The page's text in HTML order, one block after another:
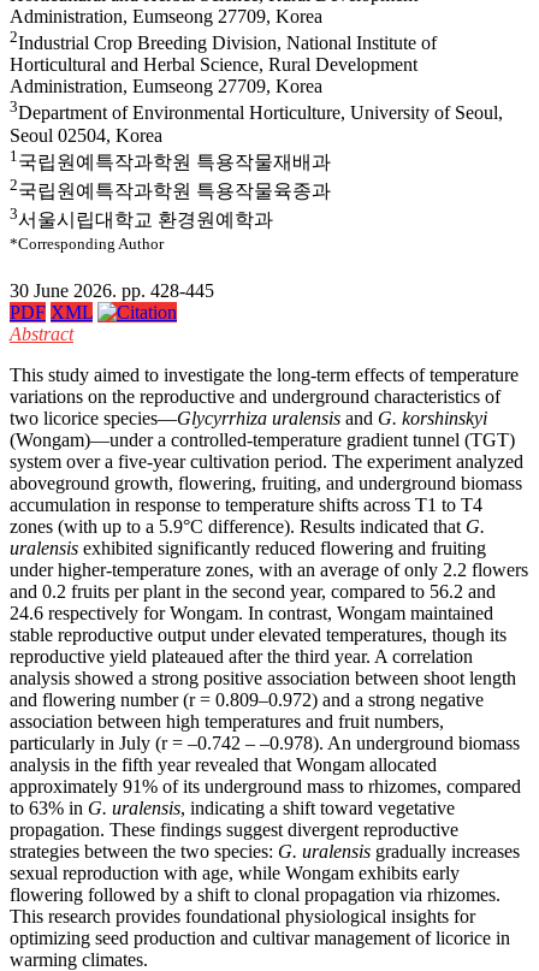
Administration, Eumseong 27709, Korea
2Industrial Crop Breeding Division, National Institute of
Horticultural and Herbal Science, Rural Development
Administration, Eumseong 27709, Korea
3Department of Environmental Horticulture, University of Seoul,
Seoul 02504, Korea
1 국립원예특작과학원 특용작물재배과
2국립원예특작과학원 특용작물육종과
3서울시립대학교 환경원예학과
*Corresponding Author
30 June 2026. pp. 428-445
PDF XML
Abstract
This study aimed to investigate the long-term effects of temperature
variations on the reproductive and underground characteristics of
two licorice species—Glycyrrhiza uralensis and G. korshinskyi
(Wongam)—under a controlled-temperature gradient tunnel (TGT)
system over a five-year cultivation period. The experiment analyzed
aboveground growth, flowering, fruiting, and underground biomass
accumulation in response to temperature shifts across T1 to T4
zones (with up to a 5.9°C difference). Results indicated that G.
uralensis exhibited significantly reduced flowering and fruiting
under higher-temperature zones, with an average of only 2.2 flowers
and 0.2 fruits per plant in the second year, compared to 56.2 and
24.6 respectively for Wongam. In contrast, Wongam maintained
stable reproductive output under elevated temperatures, though its
reproductive yield plateaued after the third year. A correlation
analysis showed a strong positive association between shoot length
and flowering number (r = 0.809–0.972) and a strong negative
association between high temperatures and fruit numbers,
particularly in July (r = ‒0.742 – ‒0.978). An underground biomass
analysis in the fifth year revealed that Wongam allocated
approximately 91% of its underground mass to rhizomes, compared
to 63% in G. uralensis, indicating a shift toward vegetative
propagation. These findings suggest divergent reproductive
strategies between the two species: G. uralensis gradually increases
sexual reproduction with age, while Wongam exhibits early
flowering followed by a shift to clonal propagation via rhizomes.
This research provides foundational physiological insights for
optimizing seed production and cultivar management of licorice in
warming climates.